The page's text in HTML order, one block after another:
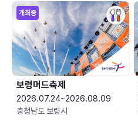
개최중
보령머드축제
2026.07.24~2026.08.09
충청남도 보령시